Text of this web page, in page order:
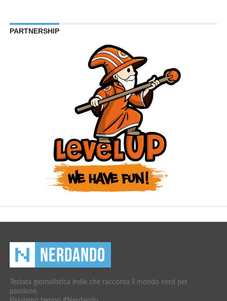
PARTNERSHIP
Testata giornalistica indie che racconta il mondo nerd per
passione.